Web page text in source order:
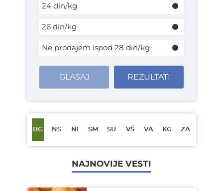
24 din/kg
26 din/kg
Ne prodajem ispod 28 din/kg
GLASAJ REZULTATI
BG NS NI SM SU VŠ VA KG ZA
NAJNOVIJE VESTI